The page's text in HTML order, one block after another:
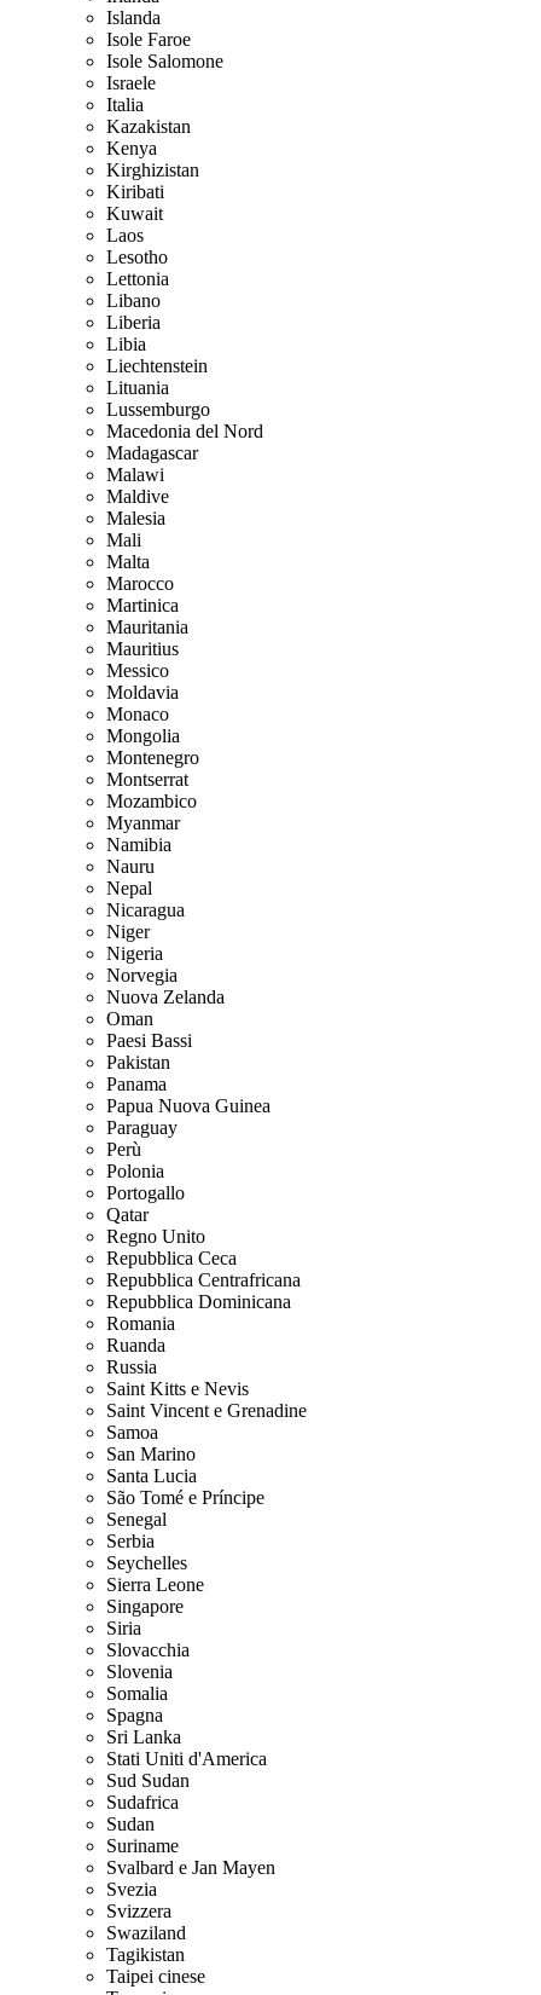
Islanda
Isole Faroe
Isole Salomone
Israele
Italia
Kazakistan
Kenya
Kirghizistan
Kiribati
Kuwait
Laos
Lesotho
Lettonia
Libano
Liberia
Libia
Liechtenstein
Lituania
Lussemburgo
Macedonia del Nord
Madagascar
Malawi
Maldive
Malesia
Mali
Malta
Marocco
Martinica
Mauritania
Mauritius
Messico
Moldavia
Monaco
Mongolia
Montenegro
Montserrat
Mozambico
Myanmar
Namibia
Nauru
Nepal
Nicaragua
Niger
Nigeria
Norvegia
Nuova Zelanda
Oman
Paesi Bassi
Pakistan
Panama
Papua Nuova Guinea
Paraguay
Perù
Polonia
Portogallo
Qatar
Regno Unito
Repubblica Ceca
Repubblica Centrafricana
Repubblica Dominicana
Romania
Ruanda
Russia
Saint Kitts e Nevis
Saint Vincent e Grenadine
Samoa
San Marino
Santa Lucia
São Tomé e Príncipe
Senegal
Serbia
Seychelles
Sierra Leone
Singapore
Siria
Slovacchia
Slovenia
Somalia
Spagna
Sri Lanka
Stati Uniti d'America
Sud Sudan
Sudafrica
Sudan
Suriname
Svalbard e Jan Mayen
Svezia
Svizzera
Swaziland
Tagikistan
Taipei cinese